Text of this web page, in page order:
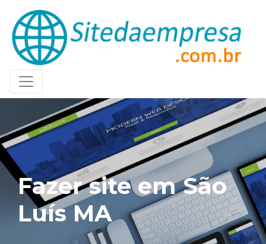
Fazer site em São
Luís MA